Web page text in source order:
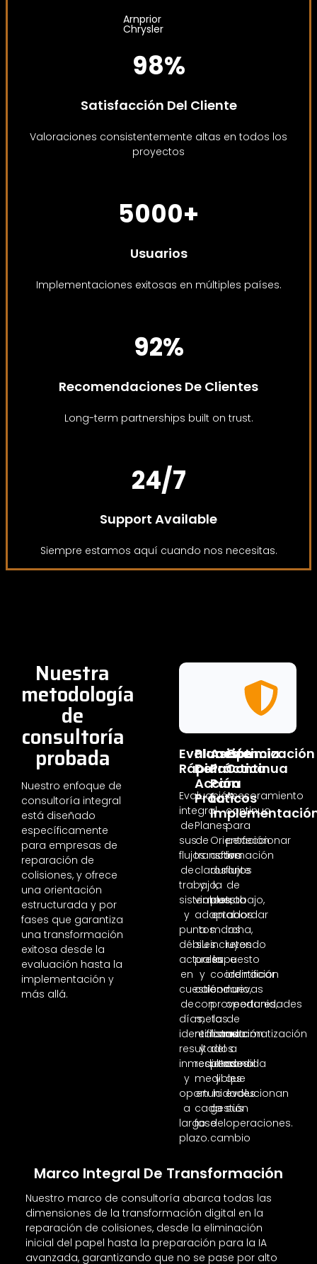
Arnprior
Chrysler
98%
Satisfacción Del Cliente
Valoraciones consistentemente altas en todos los
proyectos
5000+
Usuarios
Implementaciones exitosas en múltiples países.
92%
Recomendaciones De Clientes
Long-term partnerships built on trust.
24/7
Support Available
Siempre estamos aquí cuando nos necesitas.
Nuestra
metodología
de
consultoría
probada
Nuestro enfoque de
consultoría integral
está diseñado
específicamente
para empresas de
reparación de
colisiones, y ofrece
una orientación
estructurada y por
fases que garantiza
una transformación
exitosa desde la
evaluación hasta la
implementación y
más allá.
Evaluación
Rápida
Evaluación
integral
de
sus
flujos
de
trabajo,
sistemas
y
puntos
débiles
actuales
en
cuestión
de
días,
identificando
resultados
inmediatos
y
oportunidades
a
largo
plazo.
Planes
De
Acción
Prácticos
Planes
de
transformación
claros
y
viables,
adaptados
a
su
presupuesto
y
calendario,
con
metas
realistas
y
resultados
medibles
en
cada
fase
Asistencia
Práctica
Para
La
Orientación
activa
durante
la
puesta
en
marcha,
incluyendo
la
coordinación
con
proveedores,
la
formación
del
personal
y
la
gestión
del
cambio
Optimización
Continua
Asesoramiento
continuo
para
perfeccionar
los
flujos
de
trabajo,
abordar
los
retos
e
identificar
nuevas
oportunidades
de
automatización
a
medida
que
evolucionan
sus
operaciones.
Marco Integral De Transformación
Nuestro marco de consultoría abarca todas las
dimensiones de la transformación digital en la
reparación de colisiones, desde la eliminación
inicial del papel hasta la preparación para la IA
avanzada, garantizando que no se pase por alto